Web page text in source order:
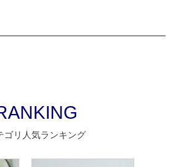
ゴリ人気ランキング